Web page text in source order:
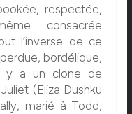
respectée,
consacrée
l’inverse de ce
bordélique,
y a un clone de
(Eliza Dushku
marié à Todd,